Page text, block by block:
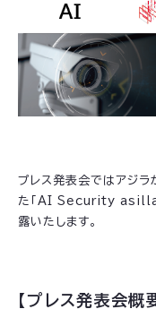
プレス発表会ではアジ
た「AI Security asilla」
露いたします。
【プレス発表会概要